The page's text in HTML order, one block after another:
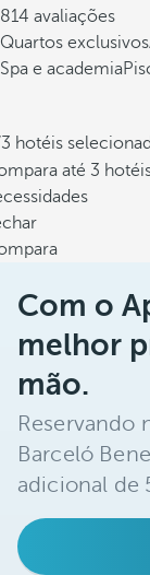
814 avaliações
Quartos exclusivos
Spa e academia
hotéis
até 3
Com o
melhor
mão.
Reservando
Barceló
adicional de